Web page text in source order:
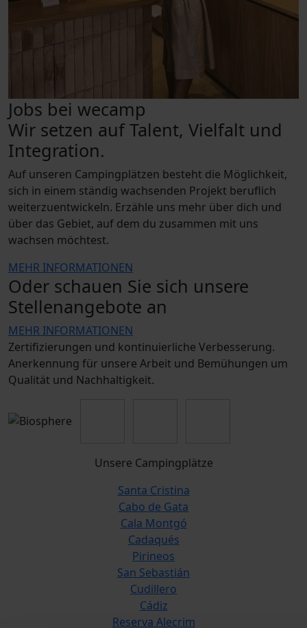
Jobs bei wecamp
Wir setzen auf Talent, Vielfalt und
Integration.
Auf unseren Campingplätzen besteht die Möglichkeit,
sich in einem ständig wachsenden Projekt beruflich
weiterzuentwickeln. Erzähle uns mehr über dich und
über das Gebiet, auf dem du zusammen mit uns
wachsen möchtest.
MEHR INFORMATIONEN
Oder schauen Sie sich unsere
Stellenangebote an
MEHR INFORMATIONEN
Zertifizierungen und kontinuierliche Verbesserung.
Anerkennung für unsere Arbeit und Bemühungen um
Qualität und Nachhaltigkeit.
Unsere Campingplätze
Santa Cristina
Cabo de Gata
Cala Montgó
Cadaqués
Pirineos
San Sebastián
Cudillero
Cádiz
Reserva Alecrim